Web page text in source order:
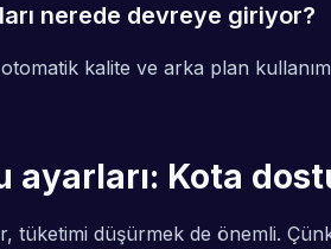
nerede devreye giriyor?
kalite ve arka plan
Kota
tüketimi düşürmek de önemli.